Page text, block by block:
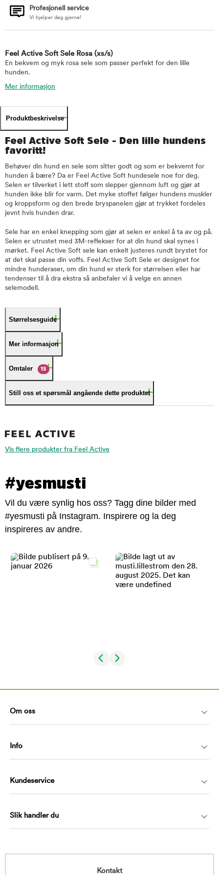
Profesjonell service
Vi hjelper deg gjerne!
Feel Active Soft Sele Rosa (xs/s)
En bekvem og myk rosa sele som passer perfekt for den lille
hunden.
Mer informasjon
Produktbeskrivelse
Feel Active Soft Sele - Den lille hundens
favoritt!
Behøver din hund en sele som sitter godt og som er bekvemt for
hunden å bære? Da er Feel Active Soft hundesele noe for deg.
Selen er tilverket i lett stoff som slepper gjennom luft og gjør at
hunden ikke blir for varm. Det myke stoffet følger hundens muskler
og kroppsform og den brede bryspanelen gjør at trykket fordeles
jevnt hvis hunden drar.
Sele har en enkel knepping som gjør at selen er enkel å ta av og på.
Selen er utrustet med 3M-reflekser for at din hund skal synes i
mørket. Feel Active Soft sele kan enkelt justeres rundt brystet for
at det skal passe din voffs. Feel Active Soft Sele er designet for
mindre hunderaser, om din hund er sterk for størrelsen eller har
tendenser til å dra ekstra så anbefaler vi å velge en annen
selemodell.
Størrelsesguide
Mer informasjon
Omtaler 15
Still oss et spørsmål angående dette produktet
Vis flere produkter fra Feel Active
#yesmusti
Vil du være synlig hos oss? Tagg dine bilder med
#yesmusti på Instagram. Inspirere og la deg
inspireres av andre.
Om oss
Info
Kundeservice
Slik handler du
Kontakt